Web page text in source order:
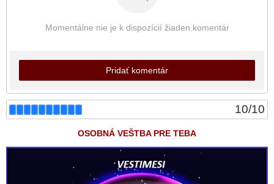
10/10
OSOBNÁ VEŠTBA PRE TEBA
Momentálne nie je k dispozícií žiaden komentár
Pridať komentár